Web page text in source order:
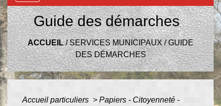
Guide des démarches
ACCUEIL/SERVICES MUNICIPAUX/GUIDE
DES DÉMARCHES
Accueil particuliers > Papiers - Citoyenneté -